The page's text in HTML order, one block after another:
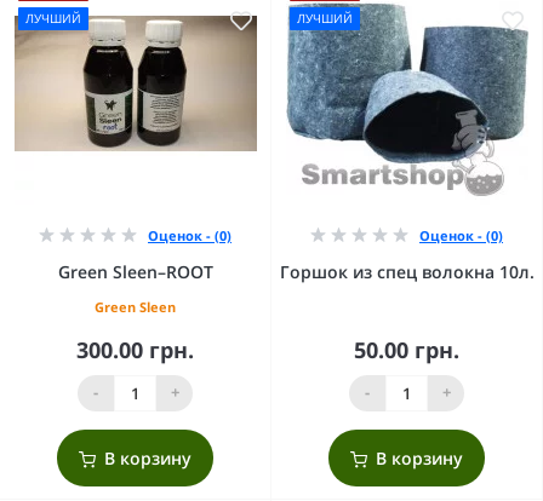
ЛУЧШИЙ
Оценок - (0)
Green Sleen–ROOT
Green Sleen
300.00 грн.
- +
В корзину
ЛУЧШИЙ
Оценок - (0)
Горшок из спец волокна 10л.
50.00 грн.
- +
В корзину